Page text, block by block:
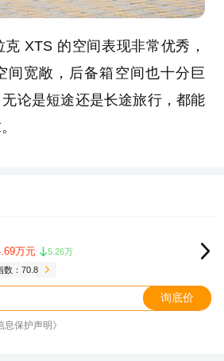
XTS 的空间表现非常优秀，
间宽敞，后备箱空间也十分巨
论是短途还是长途旅行，都能
万元
5.26万
数：70.8
询底价
保护声明》